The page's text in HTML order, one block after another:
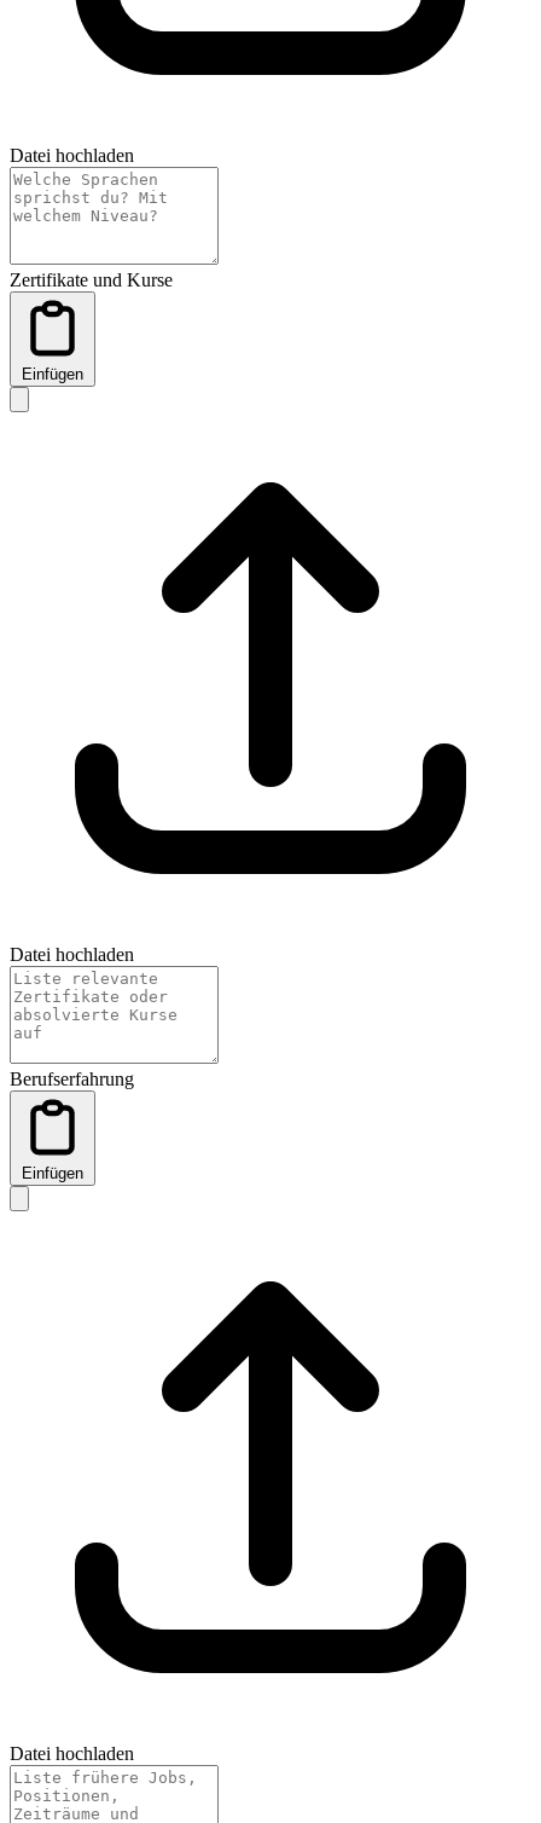
Datei hochladen
Zertifikate und Kurse
Einfügen
Datei hochladen
Berufserfahrung
Einfügen
Datei hochladen